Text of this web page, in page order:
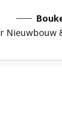
Nieuwbouw